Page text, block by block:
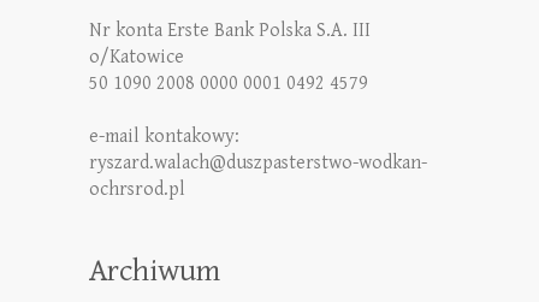
Nr konta Erste Bank Polska S.A. III
o/Katowice
50 1090 2008 0000 0001 0492 4579
e-mail kontakowy:
ryszard.walach@duszpasterstwo-wodkan-
ochrsrod.pl
Archiwum